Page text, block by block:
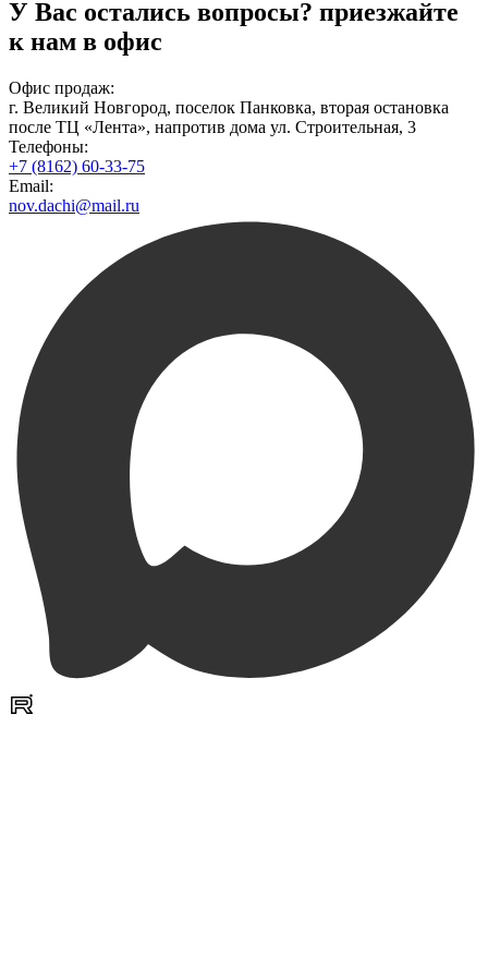
У Вас остались вопросы? приезжайте
к нам в офис
Офис продаж:
г. Великий Новгород, поселок Панковка, вторая остановка
после ТЦ «Лента», напротив дома ул. Строительная, 3
Телефоны:
+7 (8162) 60-33-75
Email:
nov.dachi@mail.ru